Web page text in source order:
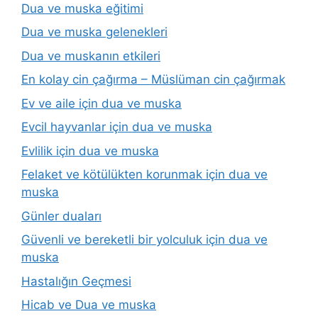
Dua ve muska eğitimi
Dua ve muska gelenekleri
Dua ve muskanın etkileri
En kolay cin çağırma – Müslüman cin çağırmak
Ev ve aile için dua ve muska
Evcil hayvanlar için dua ve muska
Evlilik için dua ve muska
Felaket ve kötülükten korunmak için dua ve
muska
Günler duaları
Güvenli ve bereketli bir yolculuk için dua ve
muska
Hastalığın Geçmesi
Hicab ve Dua ve muska